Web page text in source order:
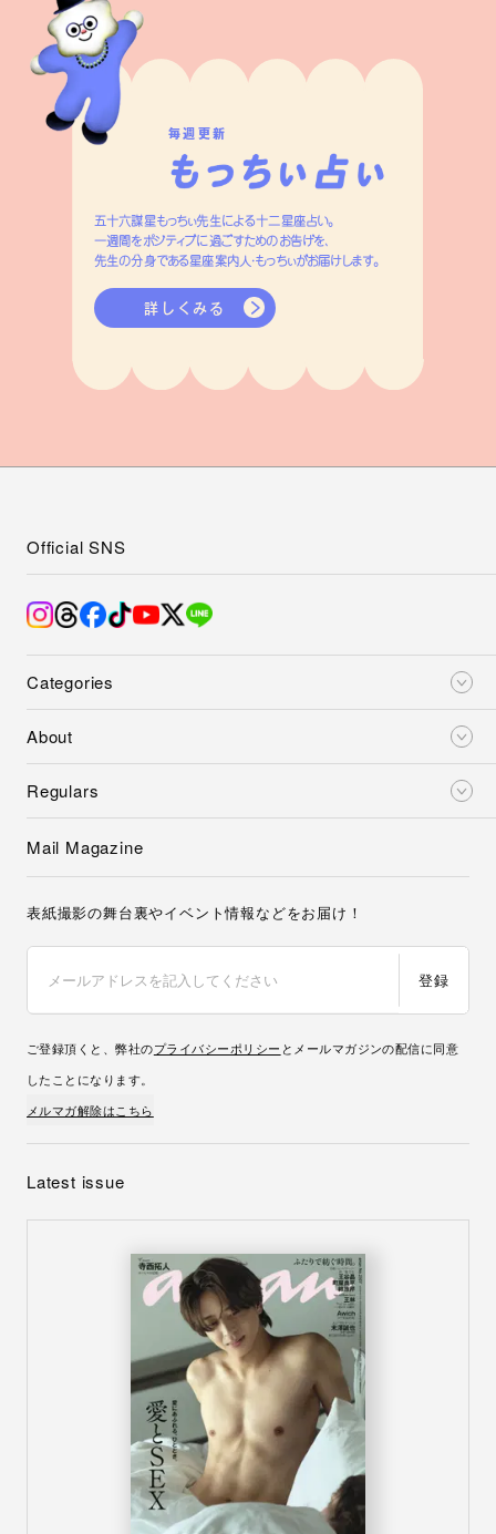
毎週更新
五十六謀星もっちぃ先生による十二星座占い。
一週間をポジティブに過ごすためのお告げを、
先生の分身である星座案内人・もっちぃがお届けします。
詳しくみる
Categories
About
Regulars
Official SNS
Mail Magazine
表紙撮影の舞台裏やイベント情報などをお届け！
登録
ご登録頂くと、弊社のプライバシーポリシー とメールマガジンの配信に同意
したことになります。
メルマガ解除はこちら
Latest issue